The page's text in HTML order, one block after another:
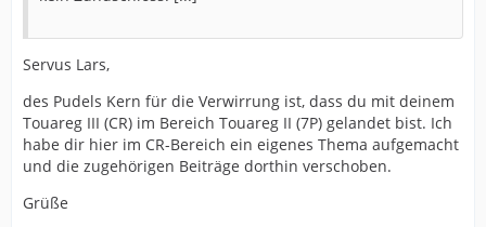
Servus Lars,
des Pudels Kern für die Verwirrung ist, dass du mit deinem
Touareg III (CR) im Bereich Touareg II (7P) gelandet bist. Ich
habe dir hier im CR-Bereich ein eigenes Thema aufgemacht
und die zugehörigen Beiträge dorthin verschoben.
Grüße